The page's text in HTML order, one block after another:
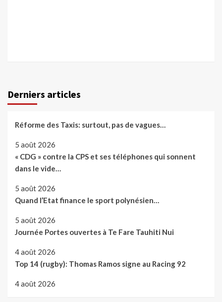
Derniers articles
Réforme des Taxis: surtout, pas de vagues…
5 août 2026
« CDG » contre la CPS et ses téléphones qui sonnent
dans le vide…
5 août 2026
Quand l’Etat finance le sport polynésien…
5 août 2026
Journée Portes ouvertes à Te Fare Tauhiti Nui
4 août 2026
Top 14 (rugby): Thomas Ramos signe au Racing 92
4 août 2026